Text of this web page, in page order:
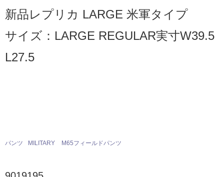
新品レプリカ LARGE 米軍タイプ
サイズ：LARGE REGULAR実寸W39.5
L27.5
パンツ MILITARY M65フィールドパンツ